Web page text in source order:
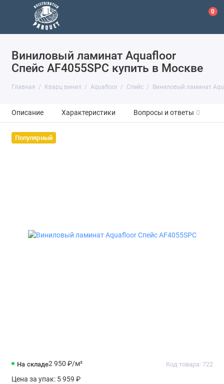
0
Виниловый ламинат Aquafloor
Спейс AF4055SPC купить в Москве
Главная Кварц винил Aquafloor Спейс Виниловый ламинат
Описание Характеристики Вопросы и ответы 0
Популярный
На складе Код товара: 722
2 950 ₽/м²
Цена за упак: 5 959 ₽